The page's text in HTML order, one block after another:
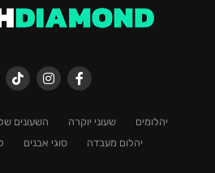
יהלומים שעוני יוקרה השעונים
יהלום מעבדה
סוגי אבנים